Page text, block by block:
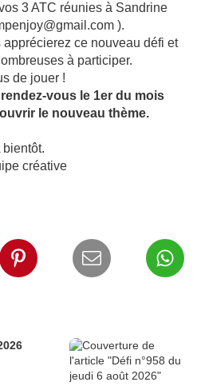
3 ATC réunies à Sandrine
).
ce nouveau défi et
à participer.
de jouer !
vous le 1er du mois
le nouveau thème.
bientôt.
créative